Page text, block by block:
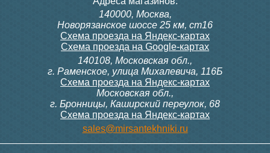
140000, Москва,
Новорязанское шоссе 25 км, ст16
Схема проезда на Яндекс-картах
Схема проезда на Google-картах
140108, Московская обл.,
г. Раменское, улица Михалевича, 116Б
Схема проезда на Яндекс-картах
Московская обл.,
г. Бронницы, Каширский переулок, 68
Схема проезда на Яндекс-картах
sales@mirsantekhniki.ru